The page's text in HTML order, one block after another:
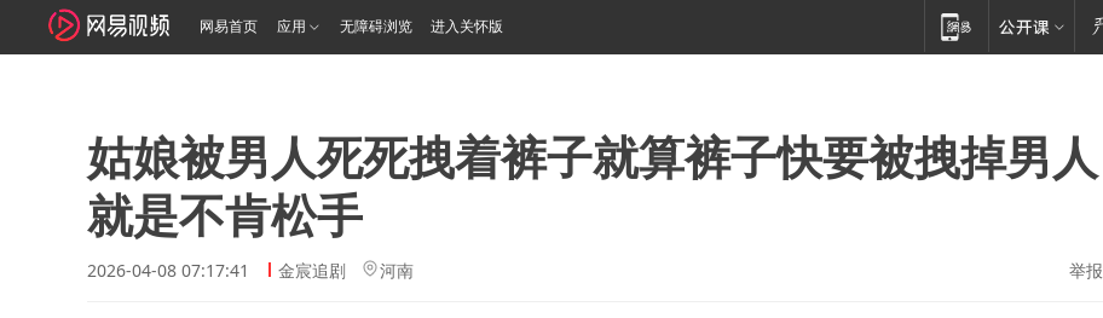
网易首页 应用 无障碍浏览 进入关怀版
姑娘被男人死死拽着裤子就算裤子快要被拽掉男人
就是不肯松手
2026-04-08 07:17:41 金宸追剧 河南 举报